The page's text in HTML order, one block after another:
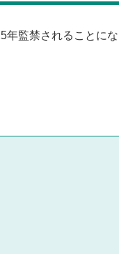
年監禁されることにな